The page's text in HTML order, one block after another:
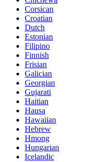
Corsican
Croatian
Dutch
Estonian
Filipino
Finnish
Frisian
Galician
Georgian
Gujarati
Haitian
Hausa
Hawaiian
Hebrew
Hmong
Hungarian
Icelandic